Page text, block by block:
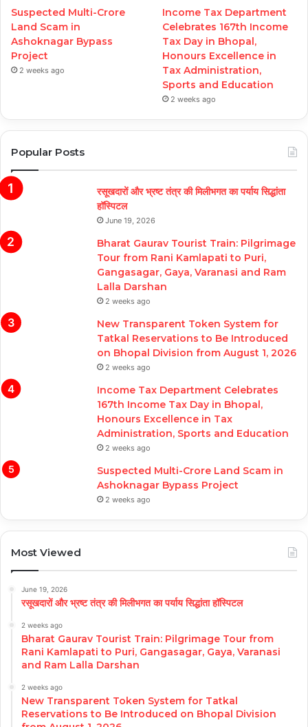
Suspected Multi-Crore
Land Scam in
Ashoknagar Bypass
Project
2 weeks ago
Income Tax Department
Celebrates 167th Income
Tax Day in Bhopal,
Honours Excellence in
Tax Administration,
Sports and Education
2 weeks ago
Popular Posts
रसूखदारों और भ्रष्ट तंत्र की मिलीभगत का पर्याय सिद्धांता
हॉस्पिटल
June 19, 2026
Bharat Gaurav Tourist Train: Pilgrimage
Tour from Rani Kamlapati to Puri,
Gangasagar, Gaya, Varanasi and Ram
Lalla Darshan
2 weeks ago
New Transparent Token System for
Tatkal Reservations to Be Introduced
on Bhopal Division from August 1, 2026
2 weeks ago
Income Tax Department Celebrates
167th Income Tax Day in Bhopal,
Honours Excellence in Tax
Administration, Sports and Education
2 weeks ago
Suspected Multi-Crore Land Scam in
Ashoknagar Bypass Project
2 weeks ago
Most Viewed
June 19, 2026
रसूखदारों और भ्रष्ट तंत्र की मिलीभगत का पर्याय सिद्धांता हॉस्पिटल
2 weeks ago
Bharat Gaurav Tourist Train: Pilgrimage Tour from
Rani Kamlapati to Puri, Gangasagar, Gaya, Varanasi
and Ram Lalla Darshan
2 weeks ago
New Transparent Token System for Tatkal
Reservations to Be Introduced on Bhopal Division